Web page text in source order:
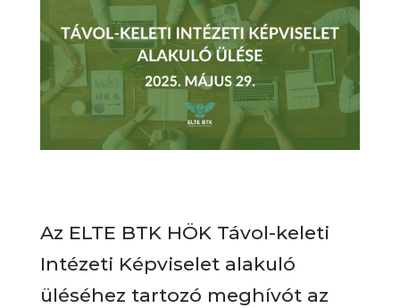
Az ELTE BTK HÖK Távol-keleti
Intézeti Képviselet alakuló
üléséhez tartozó meghívót az